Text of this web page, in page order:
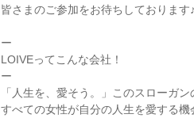
皆さまのご参加をお待ちしております♪
ー
LOIVEってこんな会社！
ー
「人生を、愛そう。」このスローガ
すべての女性が自分の人生を愛する機